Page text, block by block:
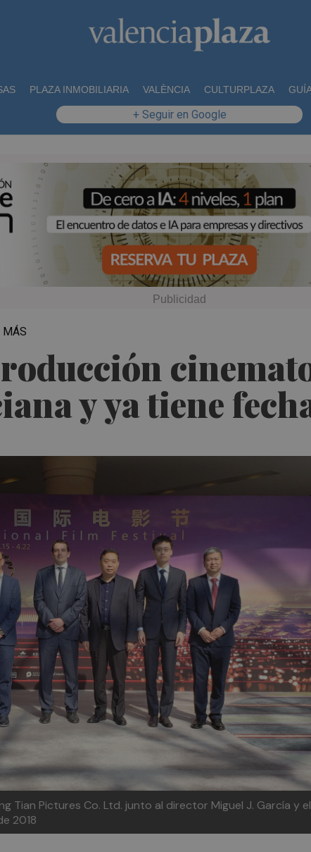
PLAZA INMOBILIARIA VALÈNCIA CULTURPLAZA
+ Seguir en Google
y ya tiene
MÁS
Tian Pictures Co. Ltd. junto al director Miguel J. García y el
2018